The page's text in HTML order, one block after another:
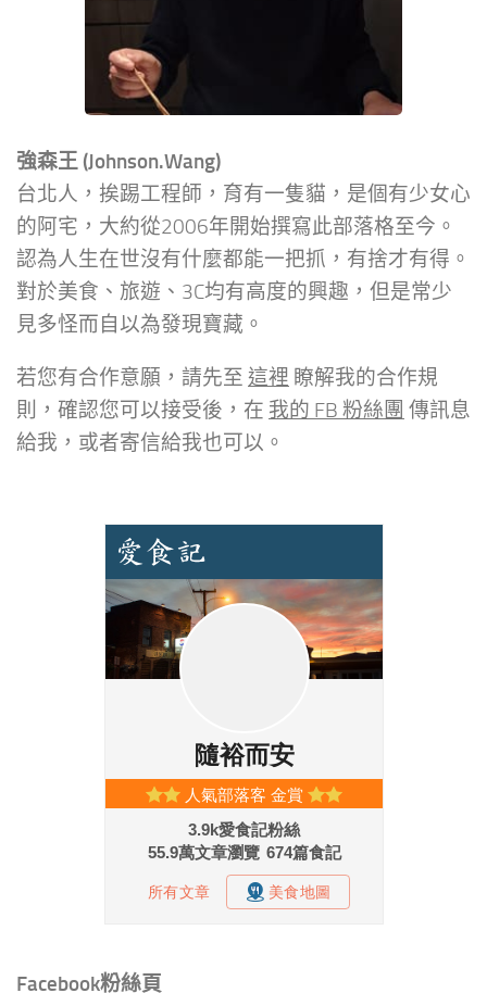
強森王 (Johnson.Wang)
台北人，挨踢工程師，育有一隻貓，是個有少女心
的阿宅，大約從2006年開始撰寫此部落格至今。
認為人生在世沒有什麼都能一把抓，有捨才有得。
對於美食、旅遊、3C均有高度的興趣，但是常少
見多怪而自以為發現寶藏。
若您有合作意願，請先至 這裡 瞭解我的合作規
則，確認您可以接受後，在 我的 FB 粉絲團 傳訊息
給我，或者寄信給我也可以。
Facebook粉絲頁